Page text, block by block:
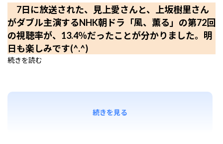
7日に放送された、見上愛さんと、上坂樹里さん
がダブル主演するNHK朝ドラ「風、薫る」の第72回
の視聴率が、13.4％だったことが分かりました。明
日も楽しみです(^.^)
続きを読む
続きを見る